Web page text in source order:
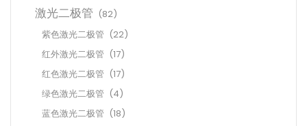
激光二极管 (82)
紫色激光二极管 (22)
红外激光二极管 (17)
红色激光二极管 (17)
绿色激光二极管 (4)
蓝色激光二极管 (18)